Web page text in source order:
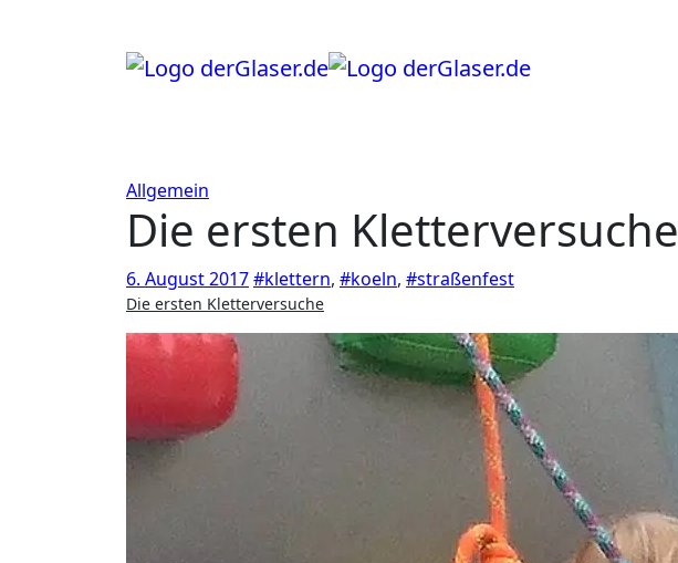
Allgemein
Die ersten Kletterversuche
6. August 2017#klettern, #koeln, #straßenfest
Die ersten Kletterversuche